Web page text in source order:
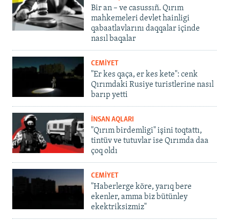
Bir an – ve casussıñ. Qırım
mahkemeleri devlet hainligi
qabaatlavlarını daqqalar içinde
nasıl baqalar
CEMİYET
"Er kes qaça, er kes kete": cenk
Qırımdaki Rusiye turistlerine nasıl
barıp yetti
İNSAN AQLARI
"Qırım birdemligi" işini toqtattı,
tintüv ve tutuvlar ise Qırımda daa
çoq oldı
CEMİYET
"Haberlerge köre, yarıq bere
ekenler, amma biz bütünley
ekektriksizmiz"